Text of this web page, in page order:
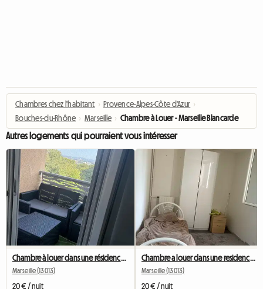
Chambres chez l'habitant › Provence-Alpes-Côte d'Azur ›
Bouches-du-Rhône › Marseille › Chambre à Louer - Marseille Blancarde
Autres logements qui pourraient vous intéresser
Marseille (13013)
20 € / nuit
Marseille (13013)
20 € / nuit